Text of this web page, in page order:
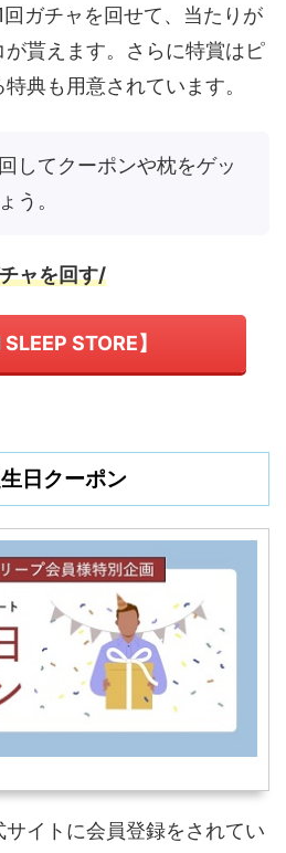
ガチャを回せて、当たりが
貰えます。さらに特賞はピ
典も用意されています。
してクーポンや枕をゲッ
う。
ャを回す/
SLEEP STORE】
日クーポン
イトに会員登録をされてい